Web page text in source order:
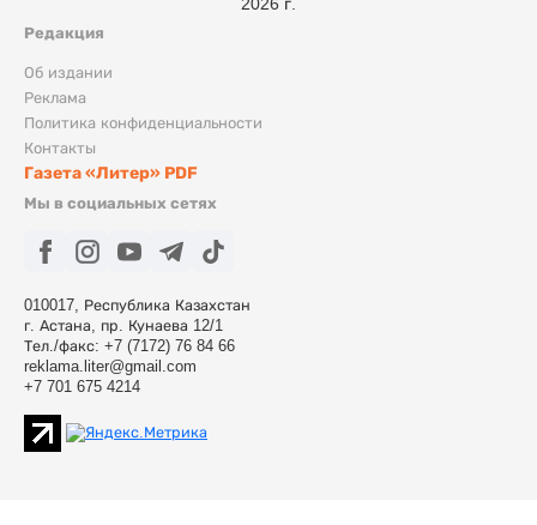
Редакция
Об издании
Реклама
Политика конфиденциальности
Контакты
Газета «Литер» PDF
Мы в социальных сетях
010017, Республика Казахстан
г. Астана, пр. Кунаева 12/1
Тел./факс: +7 (7172) 76 84 66
reklama.liter@gmail.com
+7 701 675 4214